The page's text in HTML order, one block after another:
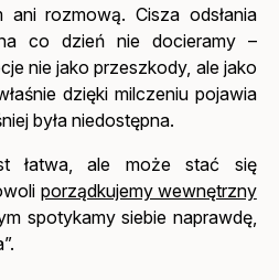
ani rozmową. Cisza odsłania
co dzień nie docieramy –
nie jako przeszkody, ale jako
dzięki milczeniu pojawia
była niedostępna.
łatwa, ale może stać się
porządkujemy wewnętrzny
spotykamy siebie naprawdę,